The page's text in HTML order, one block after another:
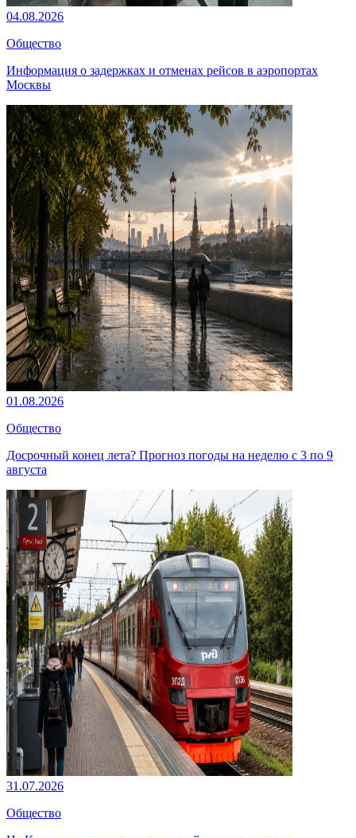
04.08.2026
Общество
Информация о задержках и отменах рейсов в аэропортах
Москвы
01.08.2026
Общество
Досрочный конец лета? Прогноз погоды на неделю с 3 по 9
августа
31.07.2026
Общество